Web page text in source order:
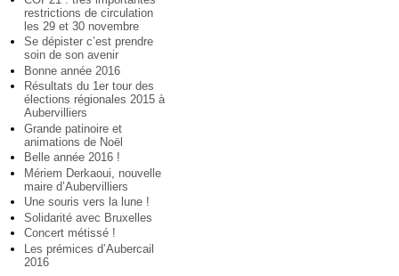
restrictions de circulation
les 29 et 30 novembre
Se dépister c’est prendre
soin de son avenir
Bonne année 2016
Résultats du 1er tour des
élections régionales 2015 à
Aubervilliers
Grande patinoire et
animations de Noël
Belle année 2016 !
Mériem Derkaoui, nouvelle
maire d’Aubervilliers
Une souris vers la lune !
Solidarité avec Bruxelles
Concert métissé !
Les prémices d’Aubercail
2016